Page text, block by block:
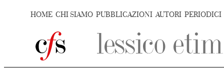
HOME CHI SIAMO PUBBLICAZIONI AUTORI PERIODICI